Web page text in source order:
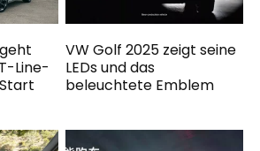
Line-
VW Golf 2025 zeigt seine
LEDs und das
beleuchtete Emblem